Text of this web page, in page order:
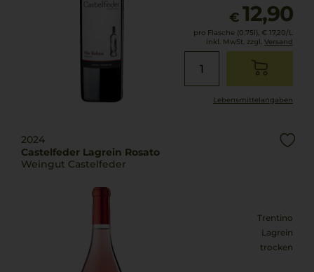
€ 12,90
pro Flasche (0.75l), € 17,20/L
inkl. MwSt. zzgl. Versand
Lebensmittel­angaben
2024
Castelfeder Lagrein Rosato
Weingut Castelfeder
Trentino
Lagrein
trocken